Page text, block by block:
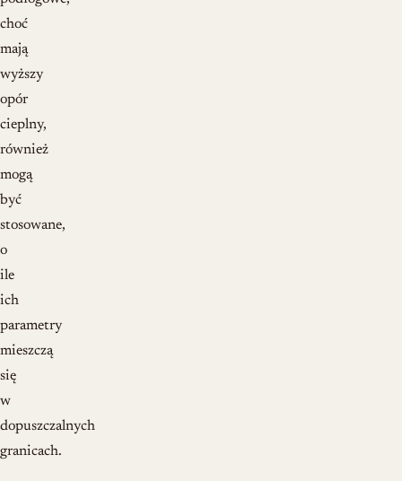
choć
mają
wyższy
opór
cieplny,
również
mogą
być
stosowane,
o
ile
ich
parametry
mieszczą
się
w
dopuszczalnych
granicach.